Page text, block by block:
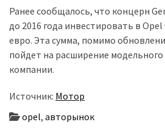
(212)
Без
рубрики
(142)
Ранее сообщалось, что концерн
до 2016 года инвестировать в
евро. Эта сумма, помимо
пойдет на расширение
компании.
Источник: Мотор
opel, авторынок